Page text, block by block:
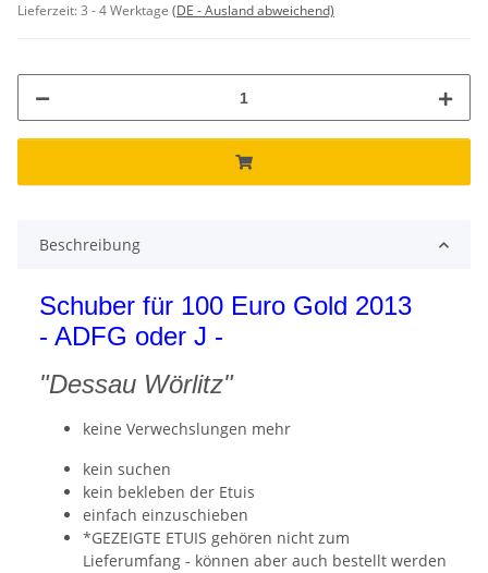
Lieferzeit:3 - 4 Werktage (DE - Ausland abweichend)
Beschreibung
Schuber für 100 Euro Gold 2013
- ADFG oder J -
"Dessau Wörlitz"
keine Verwechslungen mehr
kein suchen
kein bekleben der Etuis
einfach einzuschieben
*GEZEIGTE ETUIS gehören nicht zum
Lieferumfang - können aber auch bestellt werden